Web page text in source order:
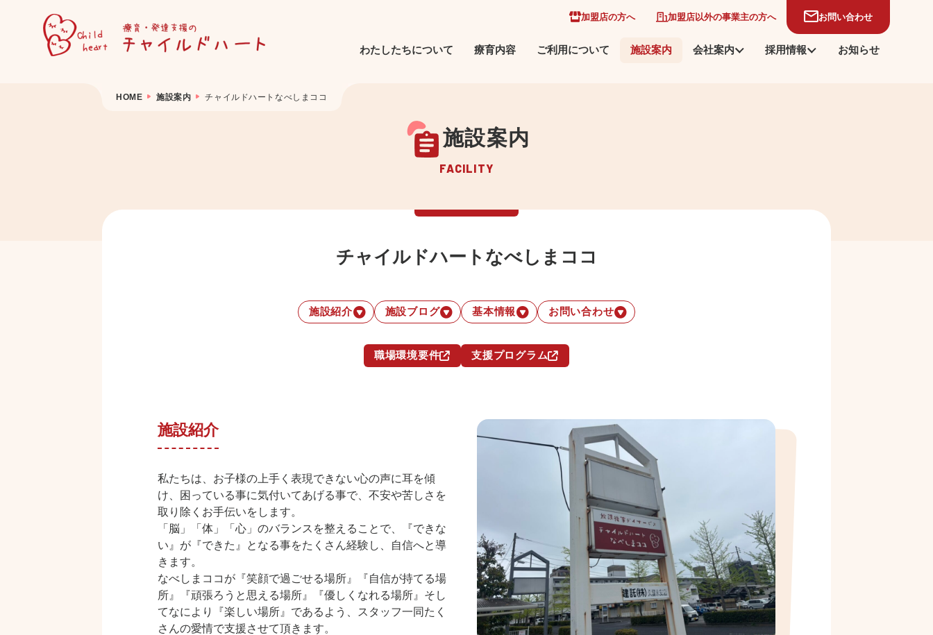
加盟店の方へ 加盟店以外の事業主の方へ お問い合わせ
わたしたちについて 療育内容 ご利用について 施設案内 会社案内 採用情報 お知らせ
HOME 施設案内 チャイルドハートなべしまココ
施設案内
FACILITY
チャイルドハートなべしまココ
施設紹介 施設ブログ 基本情報 お問い合わせ
職場環境要件 支援プログラム
施設紹介
私たちは、お子様の上手く表現できない心の声に耳を傾
け、困っている事に気付いてあげる事で、不安や苦しさを
取り除くお手伝いをします。
「脳」「体」「心」のバランスを整えることで、『できな
い』が『できた』となる事をたくさん経験し、自信へと導
きます。
なべしまココが『笑顔で過ごせる場所』『自信が持てる場
所』『頑張ろうと思える場所』『優しくなれる場所』そし
てなにより『楽しい場所』であるよう、スタッフ一同たく
さんの愛情で支援させて頂きます。